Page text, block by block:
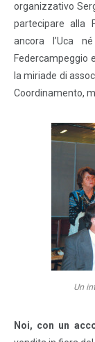
organizzativo
partecipare alla
ancora l’Uca
Federcampeggio
la miriade di
Coordinamento,
Un
Noi, con un